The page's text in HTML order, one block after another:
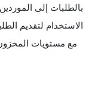
بالطلبات إلى
الاستخدام لتقديم
مع مستويات